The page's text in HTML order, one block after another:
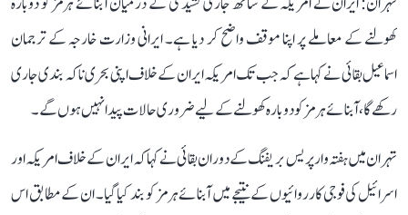
کھولنے کے معاملے پر اپنا موقف واضح کر دیا ہے۔ ایرانی وزارت خارجہ کے ترجمان
اسماعیل بقائی نے کہا ہے کہ جب تک امریکہ ایران کے خلاف اپنی بحری ناکہ بندی جاری
رکھے گا، آبنائے ہرمز کو دوبارہ کھولنے کے لیے ضروری حالات پیدا نہیں ہوں گے۔
تہران میں ہفتہ وار پریس بریفنگ کے دوران بقائی نے کہا کہ ایران کے خلاف امریکہ اور
اسرائیل کی فوجی کارروائیوں کے نتیجے میں آبنائے ہرمز کو بند کیا گیا۔ ان کے مطابق اس